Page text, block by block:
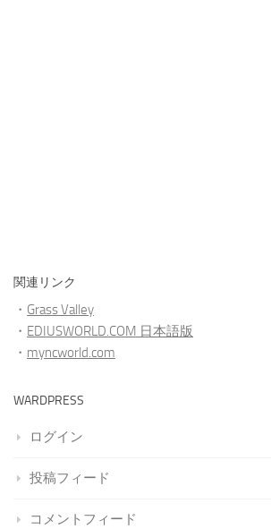
関連リンク
・ Grass Valley
・ EDIUSWORLD.COM 日本語版
・ myncworld.com
WARDPRESS
ログイン
投稿フィード
コメントフィード